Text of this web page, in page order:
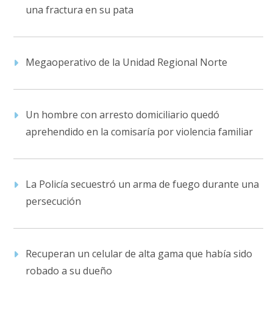
una fractura en su pata
Megaoperativo de la Unidad Regional Norte
Un hombre con arresto domiciliario quedó
aprehendido en la comisaría por violencia familiar
La Policía secuestró un arma de fuego durante una
persecución
Recuperan un celular de alta gama que había sido
robado a su dueño